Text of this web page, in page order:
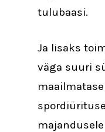
tulubaasi.
Ja lisaks
väga suuri